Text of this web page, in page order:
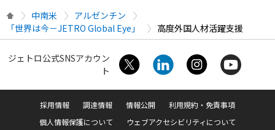
中南米
アルゼンチン
「世界は今－JETRO Global Eye」
高度外国人材活躍支援
ジェトロ公式SNSアカウン
ト
採用情報 調達情報 情報公開
利用規約・免責事項
個人情報保護について
ウェブアクセシビリティについて